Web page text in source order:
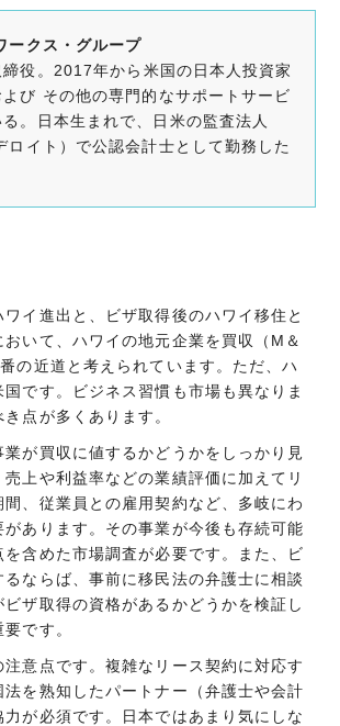
ークス・グループ
役。2017年から米国の日本人投資家
び その他の専門的なサポートサービ
。日本生まれで、日米の監査法人
ロイト）で公認会計士として勤務した
イ進出と、ビザ取得後のハワイ移住と
いて、ハワイの地元企業を買収（M＆
の近道と考えられています。ただ、ハ
です。ビジネス習慣も市場も異なりま
点が多くあります。
が買収に値するかどうかをしっかり見
上や利益率などの業績評価に加えてリ
、従業員との雇用契約など、多岐にわ
があります。その事業が今後も存続可能
含めた市場調査が必要です。また、ビ
ならば、事前に移民法の弁護士に相談
ビザ取得の資格があるかどうかを検証し
です。
意点です。複雑なリース契約に対応す
法を熟知したパートナー（弁護士や会計
が必須です。日本ではあまり気にしな